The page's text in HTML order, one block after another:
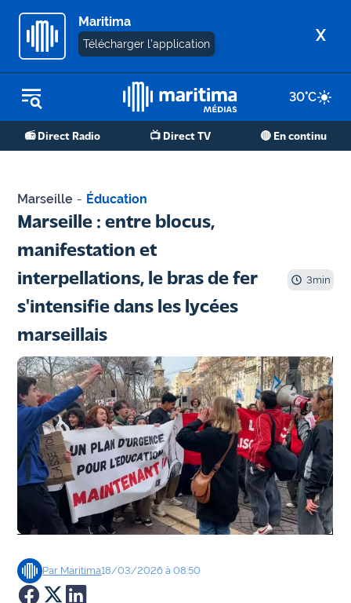
Maritima
Télécharger l'application X
30°C
📻 Direct Radio 📺 Direct TV 🔴 En continu
REPLAY RADIO
REPLAY TV
Martigues
de Berre
Marseille
- Aix
OM
Agenda
Faits
divers
Sports
Société
Économie
Marseille - Éducation
Marseille : entre blocus,
manifestation et
interpellations, le bras de fer
s'intensifie dans les lycées
marseillais
3min
Par Maritima18/03/2026 à 08:50